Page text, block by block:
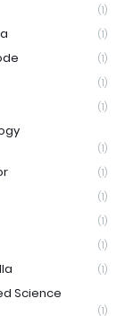
(1)
(1)
(1)
(1)
(1)
(1)
(1)
(1)
(1)
(1)
(1)
Science
(1)